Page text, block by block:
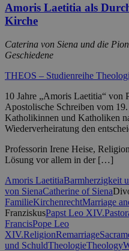
Amoris Laetitia als
Kirche
Caterina von Siena und die
Geschiedene
THEOS – Studienreihe
10 Jahre „Amoris Laetitia“ von
Apostolische Schreiben vom
Katholikinnen und Katholiken
Wiederverheiratung den
Professorin Irene Heise,
Lösung vor allem in der […]
Amoris LaetitiaBarmherzigkeit
von SienaCatherine of Siena
FamilieKirchenrechtMarriage
FranziskusPapst Leo XIV.
FrancisPope Leo
XIV.ReligionRemarriage
und SchuldTheologieTheology